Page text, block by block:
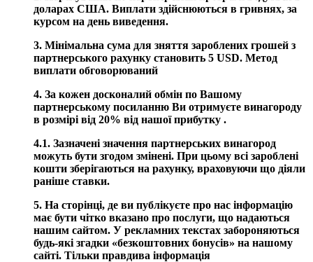
доларах США. Виплати здійснюються в гривнях, за
курсом на день виведення.
3. Мінімальна сума для зняття зароблених грошей з
партнерського рахунку становить 5 USD. Метод
виплати обговорюваний
4. За кожен досконалий обмін по Вашому
партнерському посиланню Ви отримуєте винагороду
в розмірі від 20% від нашої прибутку .
4.1. Зазначені значення партнерських винагород
можуть бути згодом змінені. При цьому всі зароблені
кошти зберігаються на рахунку, враховуючи що діяли
раніше ставки.
5. На сторінці, де ви публікуєте про нас інформацію
має бути чітко вказано про послуги, що надаються
нашим сайтом. У рекламних текстах забороняються
будь-які згадки «безкоштовних бонусів» на нашому
сайті. Тільки правдива інформація